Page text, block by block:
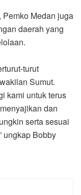
Medan juga
daerah yang
turut
Sumut.
kami untuk terus
dan
serta sesuai
ungkap Bobby